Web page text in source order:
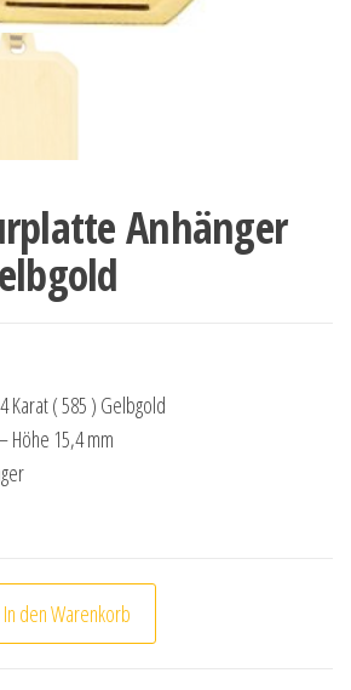
Anhänger
Karat ( 585 ) Gelbgold
Höhe 15,4 mm
Anhänger 14 k 585 Gelbgold Menge
In den Warenkorb